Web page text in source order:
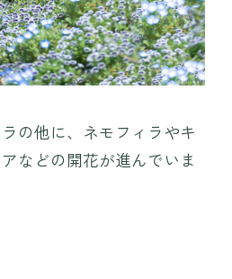
の他に、ネモフィラやキ
などの開花が進んでいま